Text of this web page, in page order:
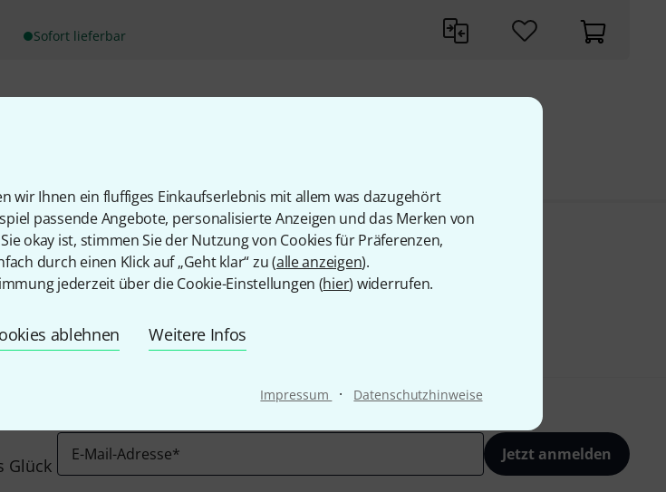
wir Ihnen ein fluffiges Einkaufserlebnis mit allem was dazugehört
passende Angebote, personalisierte Anzeigen und das Merken von
okay ist, stimmen Sie der Nutzung von Cookies für Präferenzen,
durch einen Klick auf „Geht klar“ zu (alle anzeigen).
jederzeit über die Cookie-Einstellungen (hier) widerrufen.
ablehnen Weitere Infos
Impressum · Datenschutzhinweise
Sofort lieferbar
was Sie sehen?
Glück
E-Mail-Adresse* Jetzt anmelden